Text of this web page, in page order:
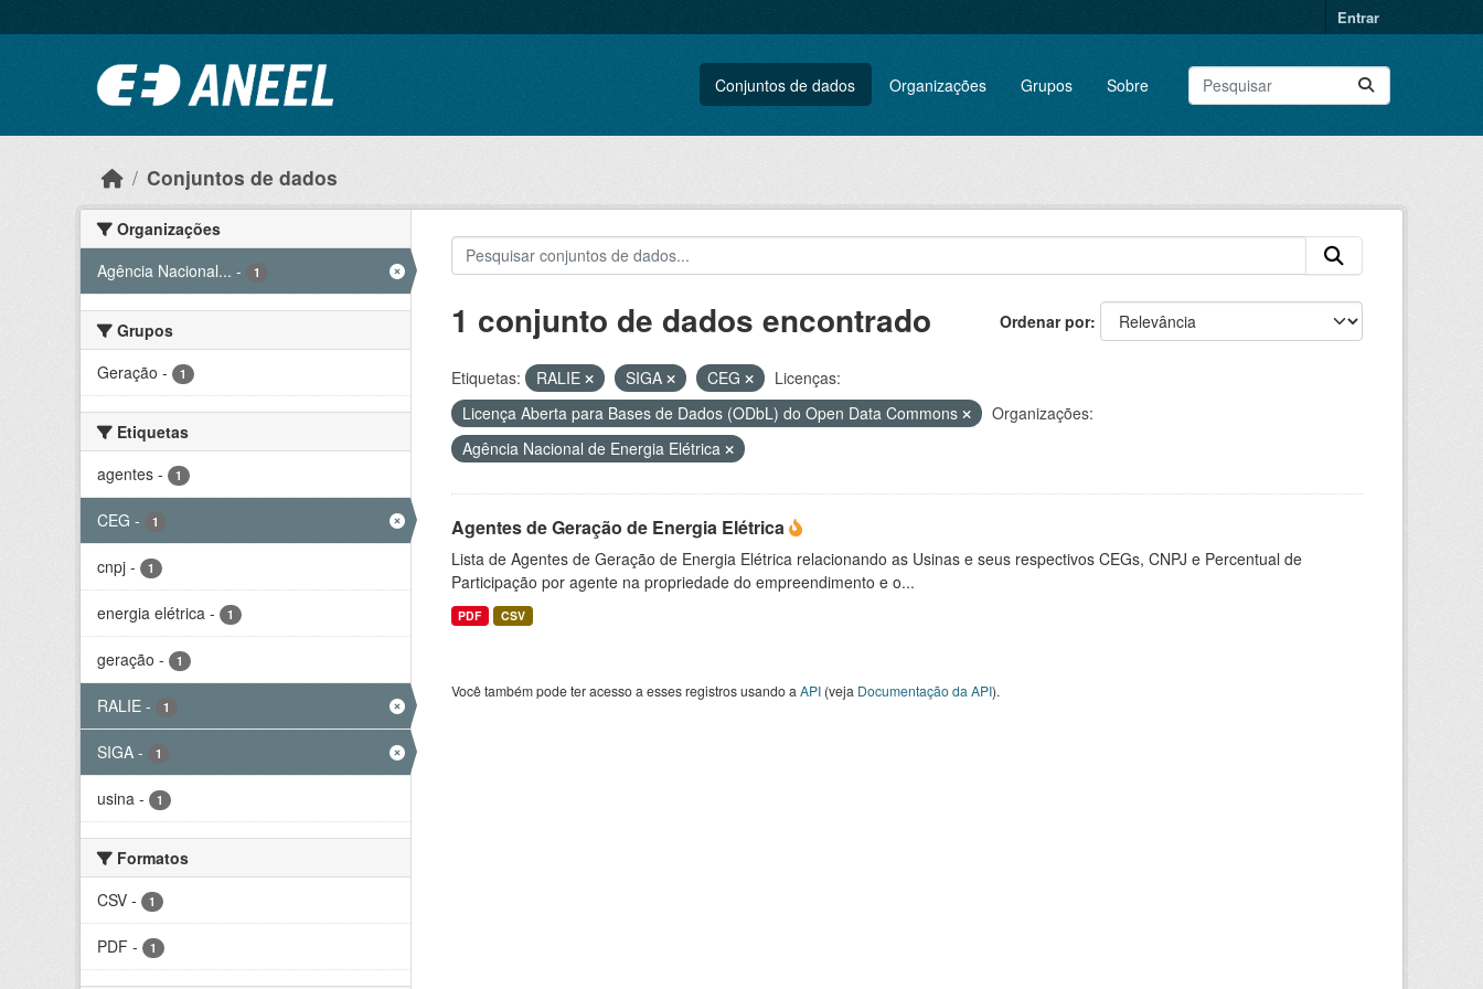
Entrar
Conjuntos de dados Organizações Grupos Sobre
Conjuntos de dados
Organizações
Agência Nacional... - 1
Grupos
Geração - 1
Etiquetas
agentes - 1
CEG - 1
cnpj - 1
energia elétrica - 1
geração - 1
RALIE - 1
SIGA - 1
usina - 1
Formatos
CSV - 1
PDF - 1
Ordenar por
1 conjunto de dados encontrado
Etiquetas: RALIE SIGA CEG
Licenças:
Licença Aberta para Bases de Dados (ODbL) do Open Data Commons
Organizações:
Agência Nacional de Energia Elétrica
Agentes de Geração de Energia Elétrica
Lista de Agentes de Geração de Energia Elétrica relacionando as Usinas e seus respectivos CEGs, CNPJ e Percentual de
Participação por agente na propriedade do empreendimento e o...
PDF CSV
Você também pode ter acesso a esses registros usando a API(veja Documentação da API).